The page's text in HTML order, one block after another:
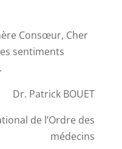
Consœur, Cher
sentiments
Dr. Patrick BOUET
de l’Ordre des
médecins